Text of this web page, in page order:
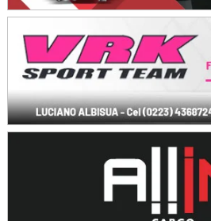
José Samuel Sánchez (Tierra)
Rufino (Santa Fe)
TUCUMANO - F5
Juan Navarro (Asfalto)
El Timbó (Tucumán)